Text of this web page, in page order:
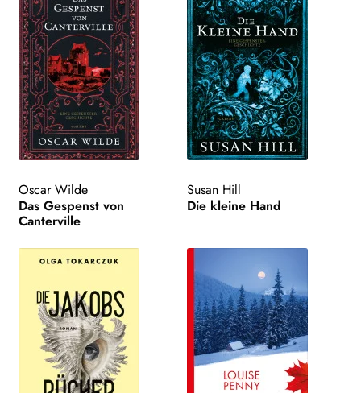
Oscar Wilde
Das Gespenst von
Canterville
Susan Hill
Die kleine Hand